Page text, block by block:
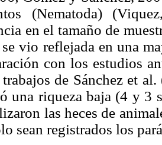
(Nematoda)
en el tamaño de
vio reflejada en una
con los estudios
de Sánchez et
una riqueza baja (4 y 3
las heces de
sean registrados los